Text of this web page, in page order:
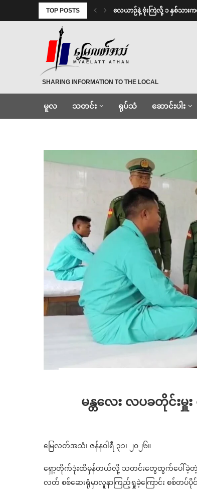
TOP POSTS လေယာဉ်နဲ့ ဗုံးကြဲလို့ ၁ နှစ်သား
MYAELATT ATHAN
SHARING INFORMATION TO THE LOCAL
မူလ သတင်း ရုပ်သံ ဆောင်းပါး
Home လပခ
မန္တလေး လပခတိုင်းမှူ
မြေလတ်အသံ၊ ဇန်နဝါရီ ၃၁၊ ၂၀၂၆။
ရှော့တိုက်ဒုံးထိမှန်တယ်လို့ သတင်းတွေထွက်ပေါ်ခဲ့တဲ့ မန္
လတ် စစ်ဆေးရုံမှာလူနာကြည့်ရှုခဲ့ကြောင်း စစ်တပ်